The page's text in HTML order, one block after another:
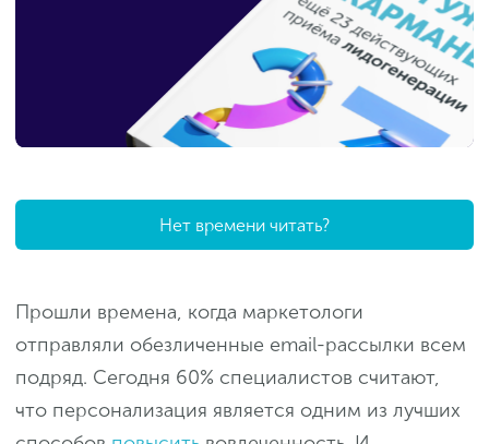
Нет времени читать?
Прошли времена, когда маркетологи
отправляли обезличенные email-рассылки всем
подряд. Сегодня 60% специалистов считают,
что персонализация является одним из лучших